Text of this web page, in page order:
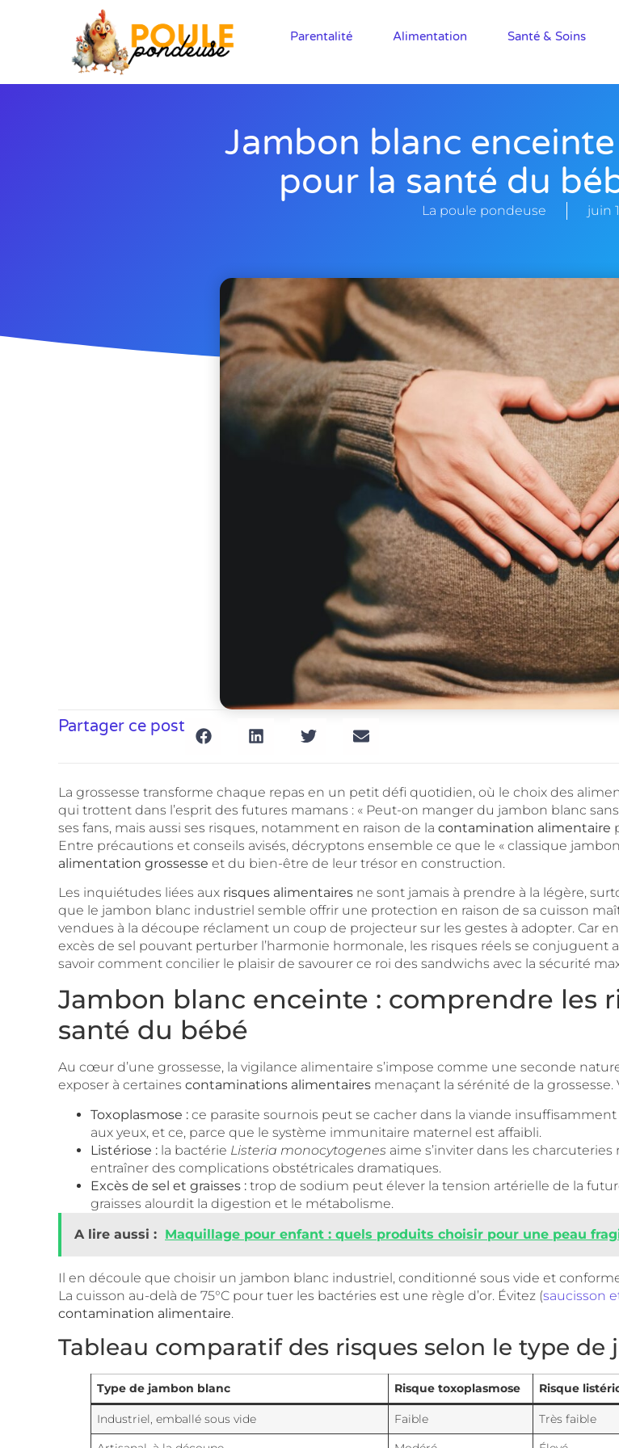
Parentalité Alimentation Santé & Soins
Jambon blanc
pour la santé du
La poule pondeuse juin
Partager ce post
La grossesse transforme chaque repas en un petit défi quotidien, où le choix des
qui trottent dans l’esprit des futures mamans : « Peut-on manger du jambon blanc
ses fans, mais aussi ses risques, notamment en raison de la contamination alimentaire
Entre précautions et conseils avisés, décryptons ensemble ce que le « classique
alimentation grossesse et du bien-être de leur trésor en construction.
Les inquiétudes liées aux risques alimentaires ne sont jamais à prendre à la légère,
que le jambon blanc industriel semble offrir une protection en raison de sa cuisson
vendues à la découpe réclament un coup de projecteur sur les gestes à adopter. Car
excès de sel pouvant perturber l’harmonie hormonale, les risques réels se conjuguent
savoir comment concilier le plaisir de savourer ce roi des sandwichs avec la sécurité
Jambon blanc enceinte : comprendre les
santé du bébé
Au cœur d’une grossesse, la vigilance alimentaire s’impose comme une seconde
exposer à certaines contaminations alimentaires menaçant la sérénité de la
Toxoplasmose : ce parasite sournois peut se cacher dans la viande
aux yeux, et ce, parce que le système immunitaire maternel est affaibli.
Listériose : la bactérie Listeria monocytogenes aime s’inviter dans les
entraîner des complications obstétricales dramatiques.
Excès de sel et graisses : trop de sodium peut élever la tension artérielle de la
graisses alourdit la digestion et le métabolisme.
A lire aussi : Maquillage pour enfant : quels produits choisir pour une peau
Il en découle que choisir un jambon blanc industriel, conditionné sous vide et
La cuisson au-delà de 75°C pour tuer les bactéries est une règle d’or. Évitez (saucisson
contamination alimentaire.
Tableau comparatif des risques selon le type de
Type de jambon blanc Risque toxoplasmose Risque
Industriel, emballé sous vide Faible Très faible